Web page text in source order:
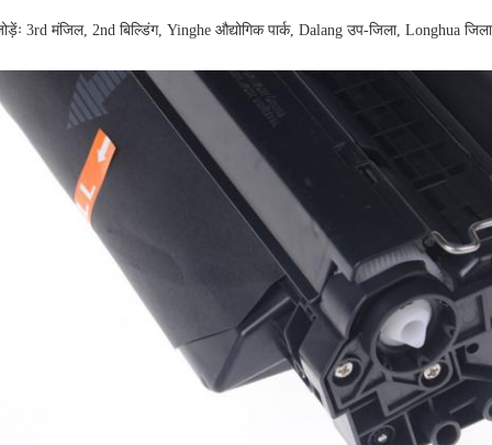
3rd मंजिल, 2nd बिल्डिंग, Yinghe औद्योगिक पार्क, Dalang उप-जिला, Longhua